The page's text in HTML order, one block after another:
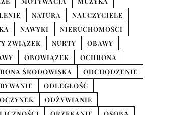
NATURA
NAUCZYCIELE
NAWYKI
NIERUCHOMOŚCI
ZWIĄZEK
NURTY
OBAWY
OBOWIĄZEK
OCHRONA
ŚRODOWISKA
ODCHODZENIE
ODLEGŁOŚĆ
ODŻYWIANIE